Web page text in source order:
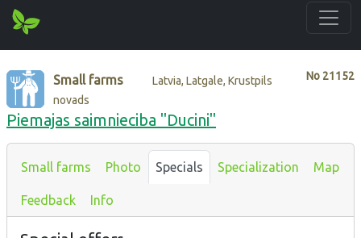
No 21152
Small farms
Latvia, Latgale, Krustpils
novads
Piemajas saimnieciba "Ducini"
Small farms Photo Specials Specialization Map
Feedback Info